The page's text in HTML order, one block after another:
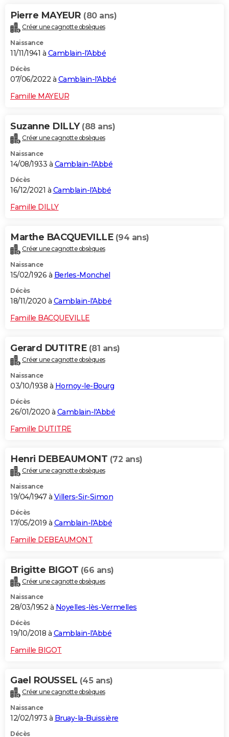
Pierre MAYEUR (80 ans)
Créer une cagnotte obsèques
Naissance
11/11/1941 à Camblain-l'Abbé
Décès
07/06/2022 à Camblain-l'Abbé
Famille MAYEUR
Suzanne DILLY (88 ans)
Créer une cagnotte obsèques
Naissance
14/08/1933 à Camblain-l'Abbé
Décès
16/12/2021 à Camblain-l'Abbé
Famille DILLY
Marthe BACQUEVILLE (94 ans)
Créer une cagnotte obsèques
Naissance
15/02/1926 à Berles-Monchel
Décès
18/11/2020 à Camblain-l'Abbé
Famille BACQUEVILLE
Gerard DUTITRE (81 ans)
Créer une cagnotte obsèques
Naissance
03/10/1938 à Hornoy-le-Bourg
Décès
26/01/2020 à Camblain-l'Abbé
Famille DUTITRE
Henri DEBEAUMONT (72 ans)
Créer une cagnotte obsèques
Naissance
19/04/1947 à Villers-Sir-Simon
Décès
17/05/2019 à Camblain-l'Abbé
Famille DEBEAUMONT
Brigitte BIGOT (66 ans)
Créer une cagnotte obsèques
Naissance
28/03/1952 à Noyelles-lès-Vermelles
Décès
19/10/2018 à Camblain-l'Abbé
Famille BIGOT
Gael ROUSSEL (45 ans)
Créer une cagnotte obsèques
Naissance
12/02/1973 à Bruay-la-Buissière
Décès